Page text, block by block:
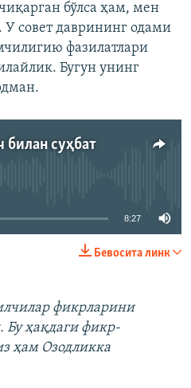
бўлса ҳам, мен
совет даврининг одами
фазилатлари
Бугун унинг
суҳбат
манба мавжуд эмас
8:27
Бевосита линк
фикрларини
Бу ҳақдаги фикр-
ҳам Озодликка